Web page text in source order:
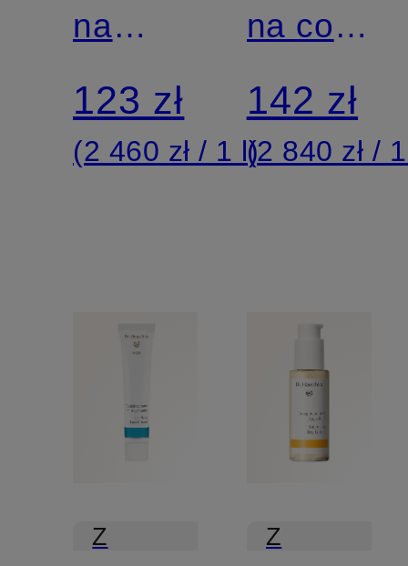
DZIEŃ
na
dzień
123 zł
(2 460 zł / 1 l)
na co
dzień
142 zł
(2 840 zł /
Z
Z